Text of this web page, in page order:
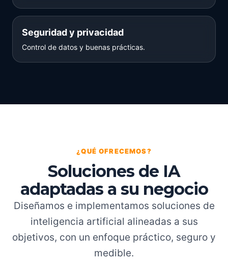
Seguridad y privacidad
Control de datos y buenas prácticas.
¿QUÉ OFRECEMOS?
Soluciones de IA
adaptadas a su negocio
Diseñamos e implementamos soluciones de
inteligencia artificial alineadas a sus
objetivos, con un enfoque práctico, seguro y
medible.